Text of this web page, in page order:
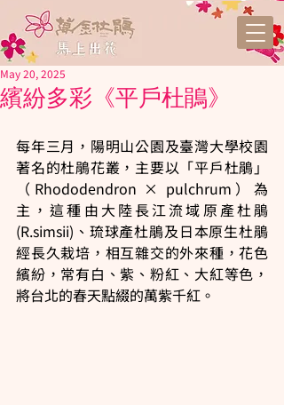
繽紛多彩《平戶杜鵑》
May 20, 2025
每年三月，陽明山公園及臺灣大學校園
著名的杜鵑花叢，主要以「平戶杜鵑」
（Rhododendron × pulchrum）為
主，這種由大陸長江流域原產杜鵑
(R.simsii)、琉球產杜鵑及日本原生杜鵑
經長久栽培，相互雜交的外來種，花色
繽紛，常有白、紫、粉紅、大紅等色，
將台北的春天點綴的萬紫千紅。